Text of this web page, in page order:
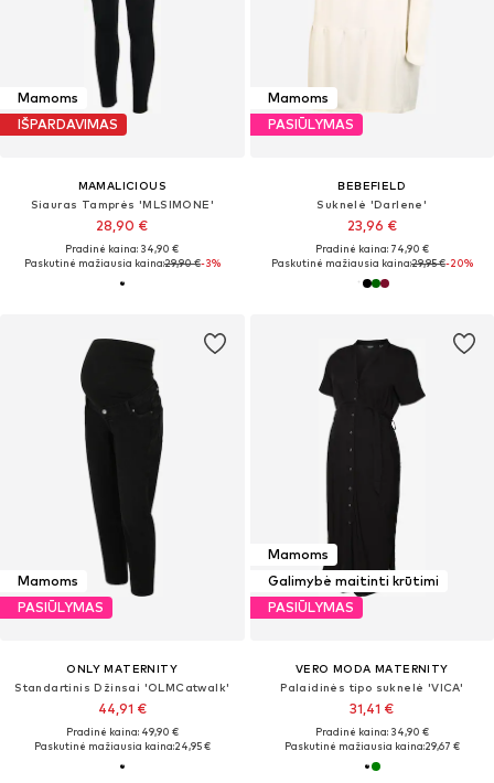
Mamoms
IŠPARDAVIMAS
MAMALICIOUS
Siauras Tamprės 'MLSIMONE'
28,90 €
Pradinė kaina: 34,90 €
Paskutinė mažiausia kaina:29,90 €-3%
Mamoms
PASIŪLYMAS
BEBEFIELD
Suknelė 'Darlene'
23,96 €
Pradinė kaina: 74,90 €
Paskutinė mažiausia kaina:29,95 €-20%
Mamoms
PASIŪLYMAS
ONLY MATERNITY
Standartinis Džinsai 'OLMCatwalk'
44,91 €
Pradinė kaina: 49,90 €
Paskutinė mažiausia kaina:24,95 €
Mamoms
Galimybė maitinti krūtimi
PASIŪLYMAS
VERO MODA MATERNITY
Palaidinės tipo suknelė 'VICA'
31,41 €
Pradinė kaina: 34,90 €
Paskutinė mažiausia kaina:29,67 €